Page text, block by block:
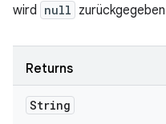
wird null
Returns
String